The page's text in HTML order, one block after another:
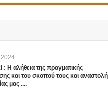
2024
: Η αλήθεια της πραγματικής
και του σκοπού τους και αναστολή
μας ....